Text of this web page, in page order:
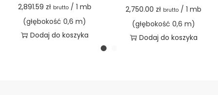
2,891.59 zł brutto/ 1 mb
(głębokość 0,6 m)
Dodaj do koszyka
2,750.00 zł brutto / 1 mb
(głębokość 0,6 m)
Dodaj do koszyka